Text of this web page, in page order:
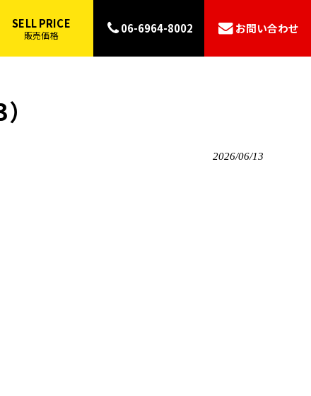
SELL PRICE
販売価格 06-6964-8002 お問い合わせ
2026/06/13